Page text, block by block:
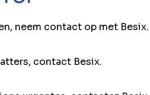
neem contact op met Besix.
contact Besix.